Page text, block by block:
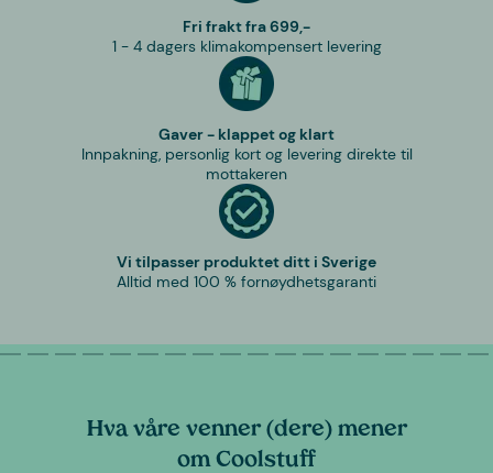
Fri frakt fra 699,-
1 - 4 dagers klimakompensert levering
Gaver - klappet og klart
Innpakning, personlig kort og levering direkte til
mottakeren
Vi tilpasser produktet ditt i Sverige
Alltid med 100 % fornøydhetsgaranti
Hva våre venner (dere) mener
om Coolstuff